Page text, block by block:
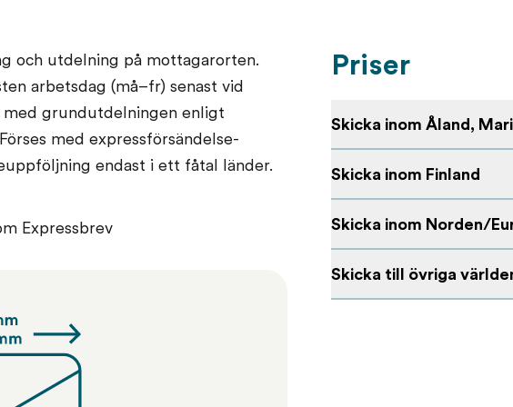
och utdelning på mottagarorten.
arbetsdag (må–fr) senast vid
grundutdelningen enligt
med expressförsändelse-
endast i ett fåtal länder.
Expressbrev
Priser
Skicka inom Åland,
Skicka inom Finland
Skicka inom Norden/
Skicka till övriga